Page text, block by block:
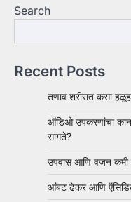
Search
Recent Posts
तणाव शरीरात कसा
ऑडिओ उपकरणांचा
सांगते?
उपवास आणि वजन कमी
आंबट ढेकर आणि